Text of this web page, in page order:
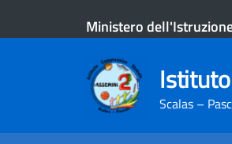
Ministero
Scalas –